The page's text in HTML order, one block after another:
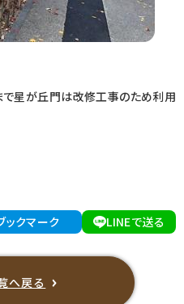
まで星が丘門は改修工事のため利用
ックマーク LINEで送る
へ戻る